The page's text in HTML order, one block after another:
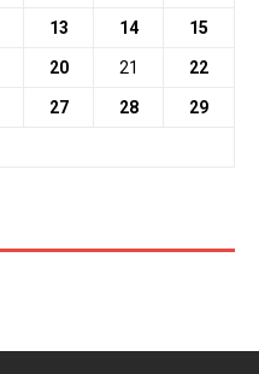
13 14 15
20 21 22
27 28 29